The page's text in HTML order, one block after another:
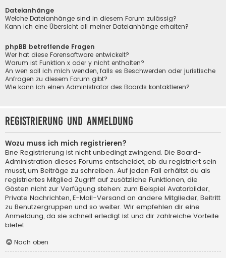
Dateianhänge
Welche Dateianhänge sind in diesem Forum zulässig?
Kann ich eine Übersicht all meiner Dateianhänge erhalten?
phpBB betreffende Fragen
Wer hat diese Forensoftware entwickelt?
Warum ist Funktion x oder y nicht enthalten?
An wen soll ich mich wenden, falls es Beschwerden oder juristische
Anfragen zu diesem Forum gibt?
Wie kann ich einen Administrator des Boards kontaktieren?
Registrierung und Anmeldung
Wozu muss ich mich registrieren?
Eine Registrierung ist nicht unbedingt zwingend. Die Board-
Administration dieses Forums entscheidet, ob du registriert sein
musst, um Beiträge zu schreiben. Auf jeden Fall erhältst du als
registriertes Mitglied Zugriff auf zusätzliche Funktionen, die
Gästen nicht zur Verfügung stehen: zum Beispiel Avatarbilder,
Private Nachrichten, E-Mail-Versand an andere Mitglieder, Beitritt
zu Benutzergruppen und so weiter. Wir empfehlen dir eine
Anmeldung, da sie schnell erledigt ist und dir zahlreiche Vorteile
bietet.
Nach oben